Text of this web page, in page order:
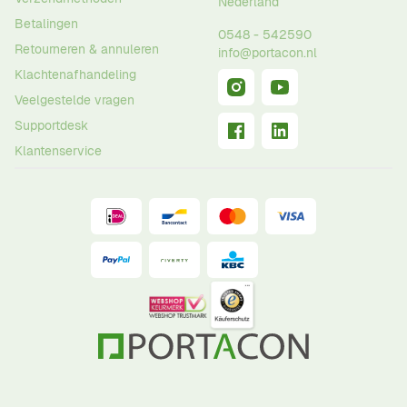
Betalingen
Retourneren & annuleren
Klachtenafhandeling
Veelgestelde vragen
Supportdesk
Klantenservice
0548 - 542590
info@portacon.nl